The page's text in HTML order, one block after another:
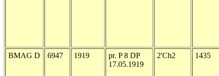
BMAG D 6947 1919
pr. P 8 DP
17.05.1919
2'Ch2 1435